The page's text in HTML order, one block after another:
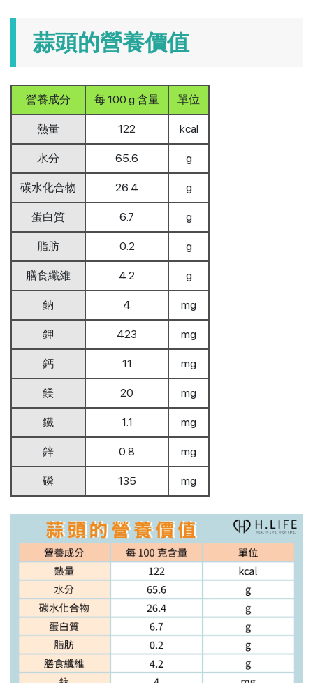
蒜頭的營養價值
營養成分 每 100 g 含量 單位
熱量 122 kcal
水分 65.6 g
碳水化合物 26.4 g
蛋白質 6.7 g
脂肪 0.2 g
膳食纖維 4.2 g
鈉 4 mg
鉀 423 mg
鈣 11 mg
鎂 20 mg
鐵 1.1 mg
鋅 0.8 mg
磷 135 mg